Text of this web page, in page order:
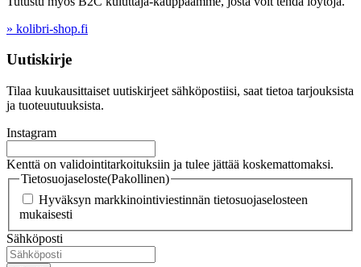
» kolibri-shop.fi
Uutiskirje
Tilaa kuukausittaiset uutiskirjeet sähköpostiisi, saat tietoa tarjouksista
ja tuoteuutuuksista.
Instagram
Kenttä on validointitarkoituksiin ja tulee jättää koskemattomaksi.
Tietosuojaseloste(Pakollinen)
Hyväksyn markkinointiviestinnän tietosuojaselosteen
mukaisesti
Sähköposti